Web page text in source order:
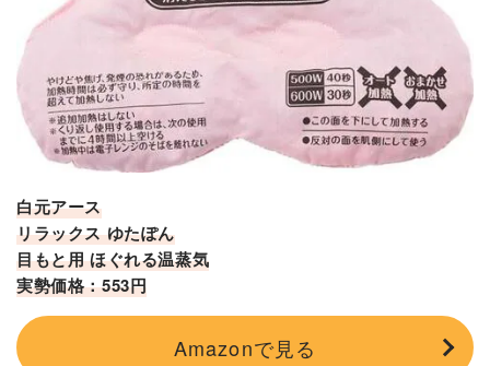
白元アース
リラックス ゆたぽん
目もと用 ほぐれる温蒸気
実勢価格：553円
Amazonで見る